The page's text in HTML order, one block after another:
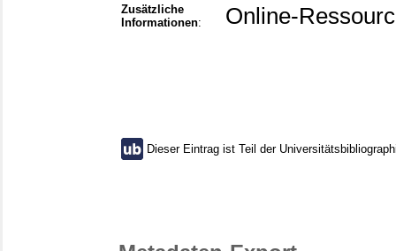
Zusätzliche
Informationen: Online-
Dieser Eintrag ist Teil der